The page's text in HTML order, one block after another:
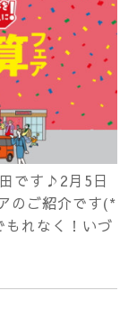
です♪2月5日
のご紹介です(*
れなく！いづ